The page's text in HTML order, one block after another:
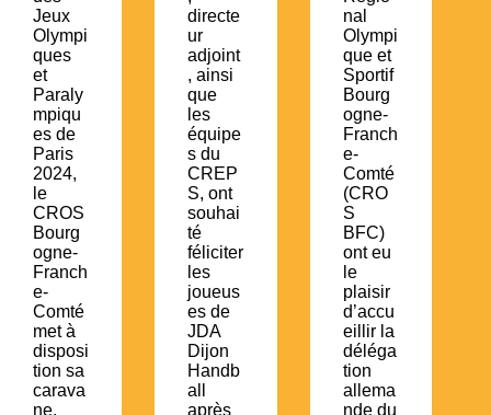
Jeux
Olympi
ques
et
Paraly
mpiqu
es de
Paris
2024,
le
CROS
Bourg
ogne-
Franch
e-
Comté
met à
disposi
tion sa
carava
ne,
directe
ur
adjoint
, ainsi
que
les
équipe
s du
CREP
S, ont
souhai
té
féliciter
les
joueus
es de
JDA
Dijon
Handb
all
après
nal
Olympi
que et
Sportif
Bourg
ogne-
Franch
e-
Comté
(CRO
S
BFC)
ont eu
le
plaisir
d’accu
eillir la
déléga
tion
allema
nde du